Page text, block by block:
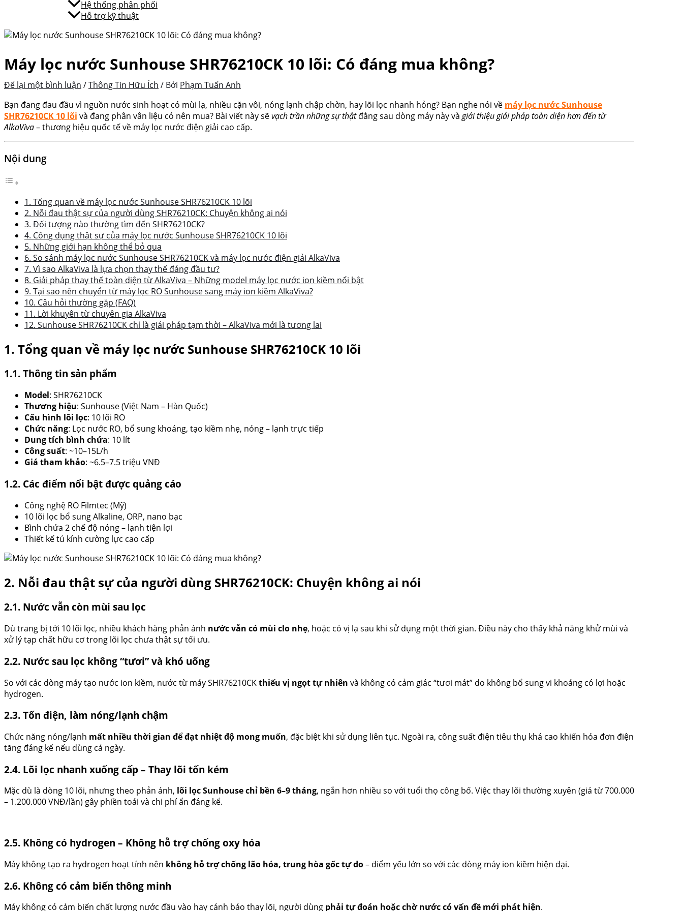
Hệ thống phân phối
Hỗ trợ kỹ thuật
Máy lọc nước Sunhouse SHR76210CK 10 lõi: Có đáng mua không?
Để lại một bình luận /Thông Tin Hữu Ích / Bởi Phạm Tuấn Anh
Bạn đang đau đầu vì nguồn nước sinh hoạt có mùi lạ, nhiều cặn vôi, nóng lạnh chập chờn, hay lõi lọc nhanh hỏng? Bạn nghe nói về máy lọc nước Sunhouse
SHR76210CK 10 lõi và đang phân vân liệu có nên mua? Bài viết này sẽvạch trần những sự thậtđằng sau dòng máy này và giới thiệu giải pháp toàn diện hơn đến từ
AlkaViva– thương hiệu quốc tế về máy lọc nước điện giải cao cấp.
Nội dung
1. Tổng quan về máy lọc nước Sunhouse SHR76210CK 10 lõi
2. Nỗi đau thật sự của người dùng SHR76210CK: Chuyện không ai nói
3. Đối tượng nào thường tìm đến SHR76210CK?
4. Công dụng thật sự của máy lọc nước Sunhouse SHR76210CK 10 lõi
5. Những giới hạn không thể bỏ qua
6. So sánh máy lọc nước Sunhouse SHR76210CK và máy lọc nước điện giải AlkaViva
7. Vì sao AlkaViva là lựa chọn thay thế đáng đầu tư?
8. Giải pháp thay thế toàn diện từ AlkaViva – Những model máy lọc nước ion kiềm nổi bật
9. Tại sao nên chuyển từ máy lọc RO Sunhouse sang máy ion kiềm AlkaViva?
10. Câu hỏi thường gặp (FAQ)
11. Lời khuyên từ chuyên gia AlkaViva
12. Sunhouse SHR76210CK chỉ là giải pháp tạm thời – AlkaViva mới là tương lai
1. Tổng quan về máy lọc nước Sunhouse SHR76210CK 10 lõi
1.1. Thông tin sản phẩm
Model: SHR76210CK
Thương hiệu: Sunhouse (Việt Nam – Hàn Quốc)
Cấu hình lõi lọc: 10 lõi RO
Chức năng: Lọc nước RO, bổ sung khoáng, tạo kiềm nhẹ, nóng – lạnh trực tiếp
Dung tích bình chứa: 10 lít
Công suất: ~10–15L/h
Giá tham khảo: ~6.5–7.5 triệu VNĐ
1.2. Các điểm nổi bật được quảng cáo
Công nghệ RO Filmtec (Mỹ)
10 lõi lọc bổ sung Alkaline, ORP, nano bạc
Bình chứa 2 chế độ nóng – lạnh tiện lợi
Thiết kế tủ kính cường lực cao cấp
2. Nỗi đau thật sự của người dùng SHR76210CK: Chuyện không ai nói
2.1. Nước vẫn còn mùi sau lọc
Dù trang bị tới 10 lõi lọc, nhiều khách hàng phản ánh nước vẫn có mùi clo nhẹ, hoặc có vị lạ sau khi sử dụng một thời gian. Điều này cho thấy khả năng khử mùi và
xử lý tạp chất hữu cơ trong lõi lọc chưa thật sự tối ưu.
2.2. Nước sau lọc không “tươi” và khó uống
So với các dòng máy tạo nước ion kiềm, nước từ máy SHR76210CKthiếu vị ngọt tự nhiên và không có cảm giác “tươi mát” do không bổ sung vi khoáng có lợi hoặc
hydrogen.
2.3. Tốn điện, làm nóng/lạnh chậm
Chức năng nóng/lạnh mất nhiều thời gian để đạt nhiệt độ mong muốn, đặc biệt khi sử dụng liên tục. Ngoài ra, công suất điện tiêu thụ khá cao khiến hóa đơn điện
tăng đáng kể nếu dùng cả ngày.
2.4. Lõi lọc nhanh xuống cấp – Thay lõi tốn kém
Mặc dù là dòng 10 lõi, nhưng theo phản ánh, lõi lọc Sunhouse chỉ bền 6–9 tháng, ngắn hơn nhiều so với tuổi thọ công bố. Việc thay lõi thường xuyên (giá từ 700.000
– 1.200.000 VNĐ/lần) gây phiền toái và chi phí ẩn đáng kể.
2.5. Không có hydrogen – Không hỗ trợ chống oxy hóa
Máy không tạo ra hydrogen hoạt tính nên không hỗ trợ chống lão hóa, trung hòa gốc tự do– điểm yếu lớn so với các dòng máy ion kiềm hiện đại.
2.6. Không có cảm biến thông minh
Máy không có cảm biến chất lượng nước đầu vào hay cảnh báo thay lõi, người dùng phải tự đoán hoặc chờ nước có vấn đề mới phát hiện.